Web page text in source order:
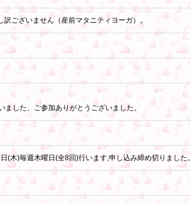
ございません（産前マタニティヨーガ）。
した、ご参加ありがとうございました。
(木)毎週木曜日(全8回)行います,申し込み締め切りました。